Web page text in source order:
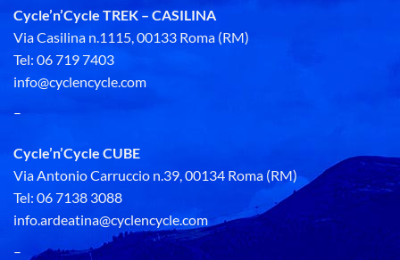
Cycle’n’Cycle TREK – CASILINA
Via Casilina n.1115, 00133 Roma (RM)
Tel: 06 719 7403
info@cyclencycle.com
–
Cycle’n’Cycle CUBE
Via Antonio Carruccio n.39, 00134 Roma (RM)
Tel: 06 7138 3088
info.ardeatina@cyclencycle.com
–